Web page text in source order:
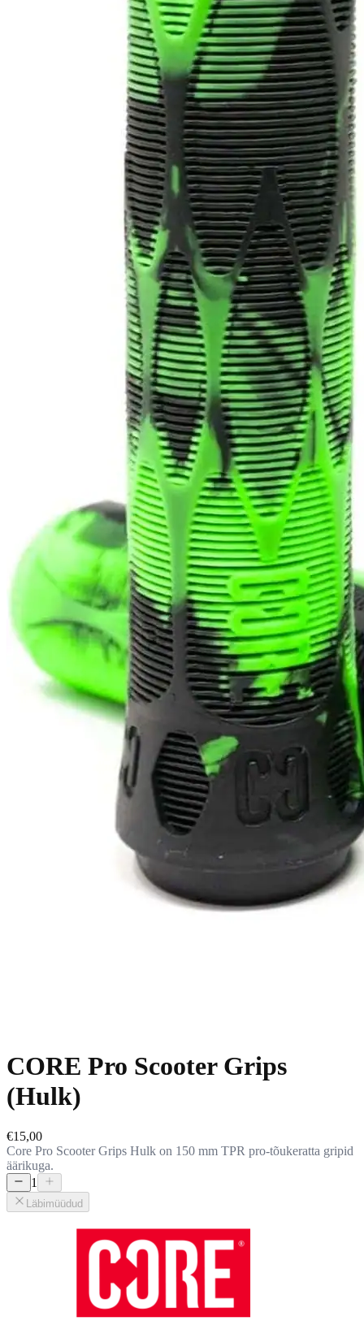
CORE Pro Scooter Grips
(Hulk)
€15,00
Core Pro Scooter Grips Hulk on 150 mm TPR pro-tõukeratta gripid
äärikuga.
1
Läbimüüdud